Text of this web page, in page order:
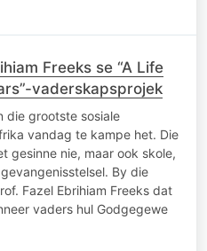
Freeks se “A Life
vaderskapsprojek
die grootste sosiale
vandag te kampe het. Die
gesinne nie, maar ook skole,
By die
Fazel Ebrihiam Freeks dat
vaders hul Godgegewe